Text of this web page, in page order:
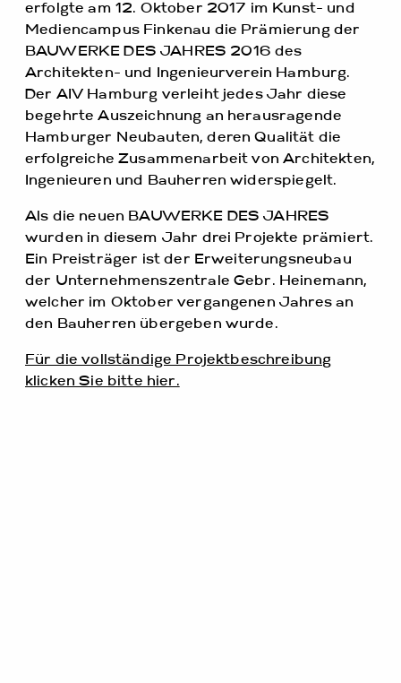
erfolgte am 12. Oktober 2017 im Kunst- und
Mediencampus Finkenau die Prämierung der
BAUWERKE DES JAHRES 2016 des
Architekten- und Ingenieurverein Hamburg.
Der AIV Hamburg verleiht jedes Jahr diese
begehrte Auszeichnung an herausragende
Hamburger Neubauten, deren Qualität die
erfolgreiche Zusammenarbeit von Architekten,
Ingenieuren und Bauherren widerspiegelt.
Als die neuen BAUWERKE DES JAHRES
wurden in diesem Jahr drei Projekte prämiert.
Ein Preisträger ist der Erweiterungsneubau
der Unternehmenszentrale Gebr. Heinemann,
welcher im Oktober vergangenen Jahres an
den Bauherren übergeben wurde.
Für die vollständige Projektbeschreibung
klicken Sie bitte hier.